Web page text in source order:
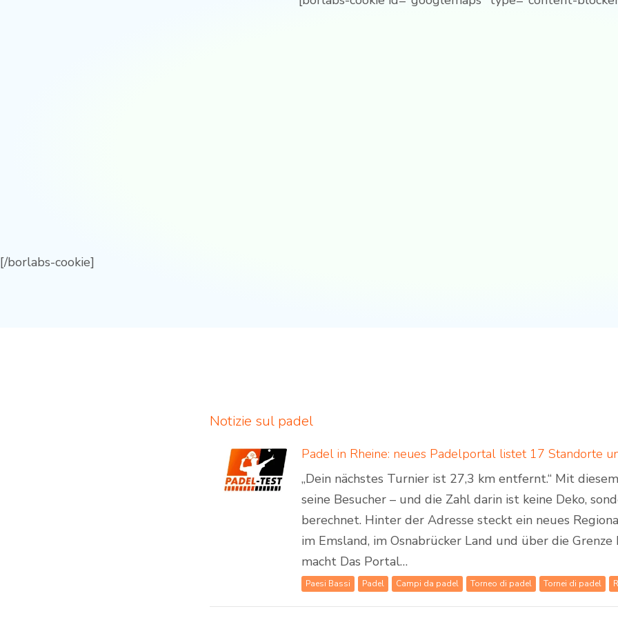
[/borlabs-cookie]
Notizie sul padel
„Dein nächstes Turnier ist 27,3 km entfernt.“ Mit
seine Besucher – und die Zahl darin ist keine Deko,
berechnet. Hinter der Adresse steckt ein neues
im Emsland, im Osnabrücker Land und über die
macht Das Portal…
Paesi Bassi Padel Campi da padel Torneo di padel Tornei di padel